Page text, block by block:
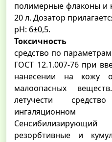
полимерные флаконы и
20 л. Дозатор
pH: 6±0,5.
Токсичность
средство по
ГОСТ 12.1.007-76 при
нанесении на кожу
малоопасных
летучести
резорбтивные и